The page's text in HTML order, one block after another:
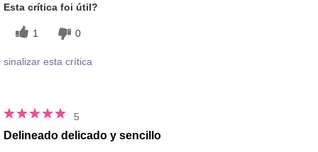
Esta crítica foi útil?
1 0
sinalizar esta crítica
5
Delineado delicado y sencillo